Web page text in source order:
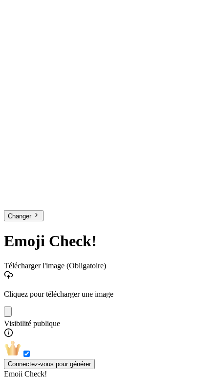
Changer
Emoji Check!
Télécharger l'image (Obligatoire)
Cliquez pour télécharger une image
Visibilité publique
Connectez-vous pour générer
Emoji Check!